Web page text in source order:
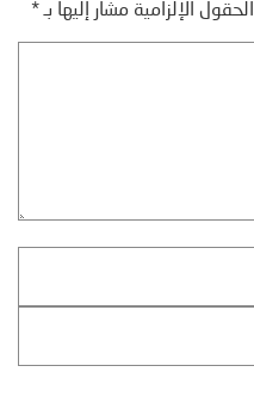
الحقول الإلزامية مشار إليها بـ*